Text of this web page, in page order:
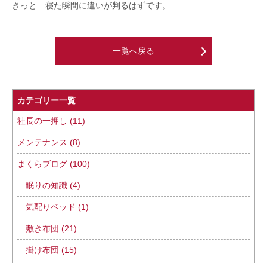
きっと 寝た瞬間に違いが判るはずです。
一覧へ戻る
カテゴリー一覧
社長の一押し (11)
メンテナンス (8)
まくらブログ (100)
眠りの知識 (4)
気配りベッド (1)
敷き布団 (21)
掛け布団 (15)